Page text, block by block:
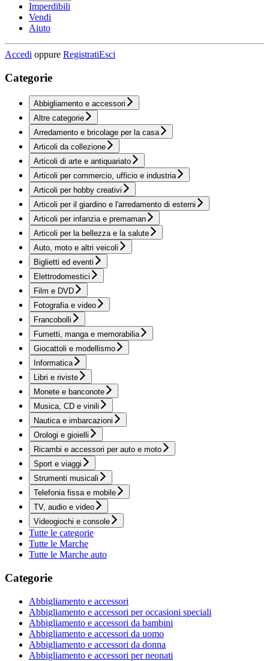
Imperdibili
Vendi
Aiuto
Accedi oppure RegistratiEsci
Categorie
Abbigliamento e accessori
Altre categorie
Arredamento e bricolage per la casa
Articoli da collezione
Articoli di arte e antiquariato
Articoli per commercio, ufficio e industria
Articoli per hobby creativi
Articoli per il giardino e l'arredamento di esterni
Articoli per infanzia e premaman
Articoli per la bellezza e la salute
Auto, moto e altri veicoli
Biglietti ed eventi
Elettrodomestici
Film e DVD
Fotografia e video
Francobolli
Fumetti, manga e memorabilia
Giocattoli e modellismo
Informatica
Libri e riviste
Monete e banconote
Musica, CD e vinili
Nautica e imbarcazioni
Orologi e gioielli
Ricambi e accessori per auto e moto
Sport e viaggi
Strumenti musicali
Telefonia fissa e mobile
TV, audio e video
Videogiochi e console
Tutte le categorie
Tutte le Marche
Tutte le Marche auto
Categorie
Abbigliamento e accessori
Abbigliamento e accessori per occasioni speciali
Abbigliamento e accessori da bambini
Abbigliamento e accessori da uomo
Abbigliamento e accessori da donna
Abbigliamento e accessori per neonati